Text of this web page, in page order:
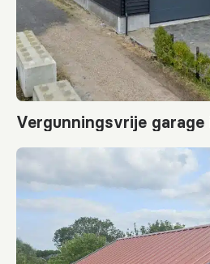
Vergunningsvrije garage